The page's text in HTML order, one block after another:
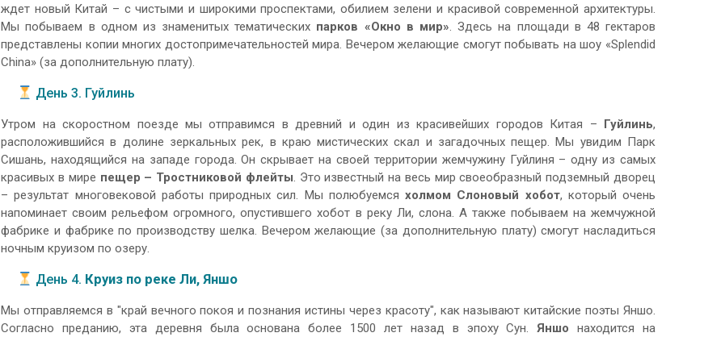
ждет новый Китай – с чистыми и широкими проспектами, обилием зелени и красивой современной архитектуры.
Мы побываем в одном из знаменитых тематических парков «Окно в мир». Здесь на площади в 48 гектаров
представлены копии многих достопримечательностей мира. Вечером желающие смогут побывать на шоу «Splendid
China» (за дополнительную плату).
День 3. Гуйлинь
Утром на скоростном поезде мы отправимся в древний и один из красивейших городов Китая – Гуйлинь,
расположившийся в долине зеркальных рек, в краю мистических скал и загадочных пещер. Мы увидим Парк
Сишань, находящийся на западе города. Он скрывает на своей территории жемчужину Гуйлиня – одну из самых
красивых в мире пещер – Тростниковой флейты. Это известный на весь мир своеобразный подземный дворец
– результат многовековой работы природных сил. Мы полюбуемсяхолмом Слоновый хобот, который очень
напоминает своим рельефом огромного, опустившего хобот в реку Ли, слона. А также побываем на жемчужной
фабрике и фабрике по производству шелка. Вечером желающие (за дополнительную плату) смогут насладиться
ночным круизом по озеру.
День 4. Круиз по реке Ли, Яншо
Мы отправляемся в "край вечного покоя и познания истины через красоту", как называют китайские поэты Яншо.
Согласно преданию, эта деревня была основана более 1500 лет назад в эпоху Сун.Яншо находится на